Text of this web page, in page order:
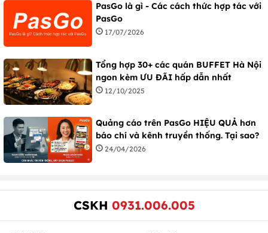
PasGo là gì - Các cách thức hợp tác với
PasGo
17/07/2026
Tổng hợp 30+ các quán BUFFET Hà Nội
ngon kèm ƯU ĐÃI hấp dẫn nhất
12/10/2025
Quảng cáo trên PasGo HIỆU QUẢ hơn
báo chí và kênh truyền thống. Tại sao?
24/04/2026
CSKH 0931.006.005